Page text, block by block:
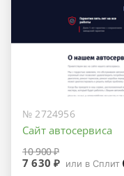
№ 2724956
Сайт автосервиса
10 900 ₽
7 630 ₽ или в Сплит